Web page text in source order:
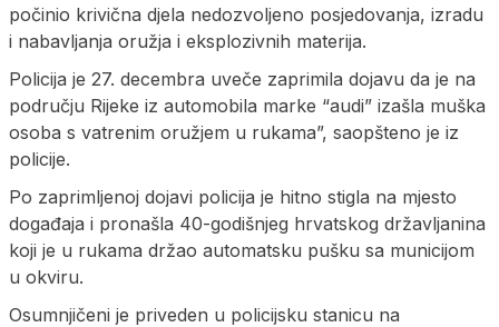
počinio krivična djela nedozvoljeno posjedovanja, izradu
i nabavljanja oružja i eksplozivnih materija.
Policija je 27. decembra uveče zaprimila dojavu da je na
području Rijeke iz automobila marke “audi” izašla muška
osoba s vatrenim oružjem u rukama”, saopšteno je iz
policije.
Po zaprimljenoj dojavi policija je hitno stigla na mjesto
događaja i pronašla 40-godišnjeg hrvatskog državljanina
koji je u rukama držao automatsku pušku sa municijom
u okviru.
Osumnjičeni je priveden u policijsku stanicu na